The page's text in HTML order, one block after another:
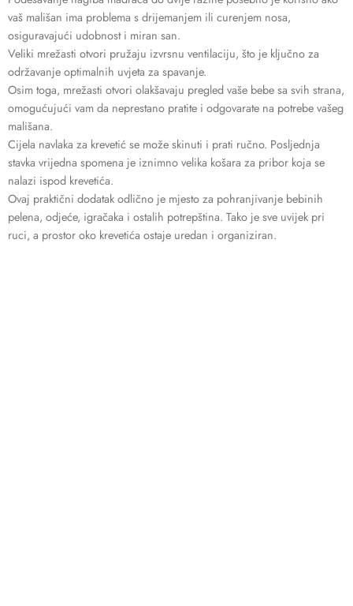
vaš mališan ima problema s drijemanjem ili curenjem nosa,
osiguravajući udobnost i miran san.
Veliki mrežasti otvori pružaju izvrsnu ventilaciju, što je ključno za
održavanje optimalnih uvjeta za spavanje.
Osim toga, mrežasti otvori olakšavaju pregled vaše bebe sa svih strana,
omogućujući vam da neprestano pratite i odgovarate na potrebe vašeg
mališana.
Cijela navlaka za krevetić se može skinuti i prati ručno. Posljednja
stavka vrijedna spomena je iznimno velika košara za pribor koja se
nalazi ispod krevetića.
Ovaj praktični dodatak odlično je mjesto za pohranjivanje bebinih
pelena, odjeće, igračaka i ostalih potrepština. Tako je sve uvijek pri
ruci, a prostor oko krevetića ostaje uredan i organiziran.